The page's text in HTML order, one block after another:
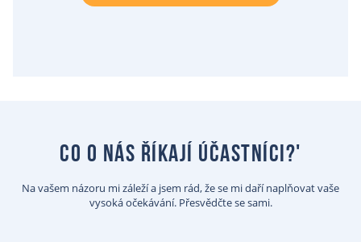
co o nás říkají účastníci?'
Na vašem názoru mi záleží a jsem rád, že se mi daří naplňovat vaše
vysoká očekávání. Přesvědčte se sami.